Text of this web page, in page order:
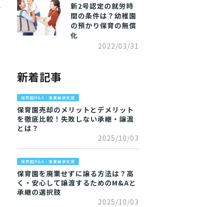
新2号認定の就労時
間の条件は？幼稚園
の預かり保育の無償
化
2022/03/31
新着記事
保育園M&A・事業継承支援
保育園売却のメリットとデメリット
を徹底比較！失敗しない承継・譲渡
とは？
2025/10/03
保育園M&A・事業継承支援
保育園を廃業せずに譲る方法は？高
く・安心して譲渡するためのM&Aと
承継の選択肢
2025/10/03